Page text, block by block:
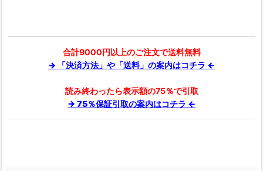
合計9000円以上のご注文で送料無料
→ 「決済方法」や「送料」の案内はコチラ ←
読み終わったら表示額の75％で引取
→ 75％保証引取の案内はコチラ ←